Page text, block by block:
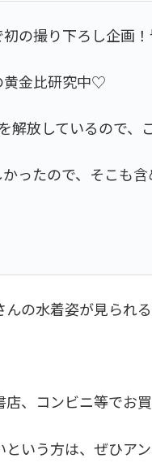
初の撮り下ろし企画
黄金比研究中♡
解放しているので
ったので、そこも
の水着姿が見られ
、コンビニ等でお
いう方は、ぜひア